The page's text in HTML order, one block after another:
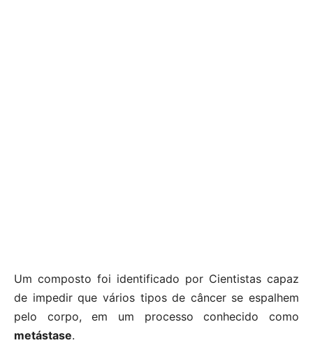
Um composto foi identificado por Cientistas capaz
de impedir que vários tipos de câncer se espalhem
pelo corpo, em um processo conhecido como
metástase.